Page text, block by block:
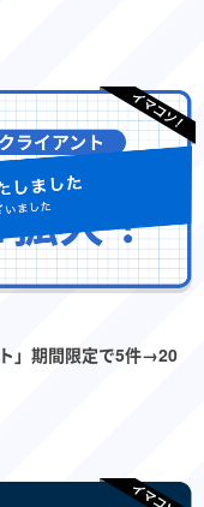
」期間限定で5件→20